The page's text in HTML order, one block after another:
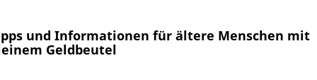
und Informationen für ältere Menschen mit
Geldbeutel